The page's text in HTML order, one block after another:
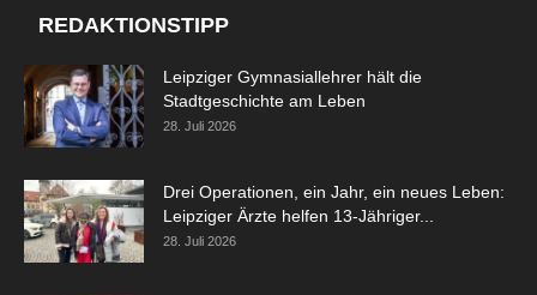
REDAKTIONSTIPP
Leipziger Gymnasiallehrer hält die
Stadtgeschichte am Leben
28. Juli 2026
Drei Operationen, ein Jahr, ein neues Leben:
Leipziger Ärzte helfen 13-Jähriger...
28. Juli 2026